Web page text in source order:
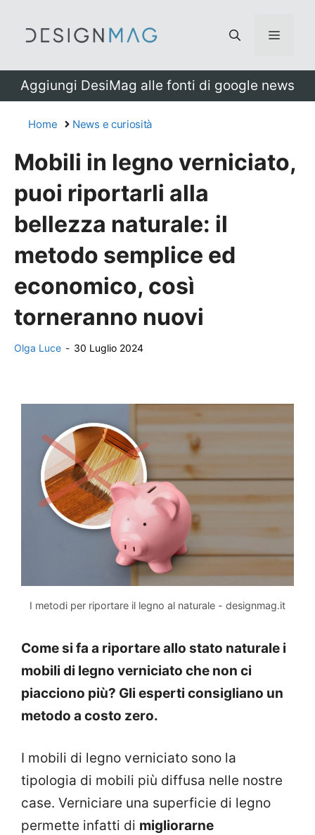
Menu
Aggiungi DesiMag alle fonti di google news
Home News e curiosità
Mobili in legno verniciato,
puoi riportarli alla
bellezza naturale: il
metodo semplice ed
economico, così
torneranno nuovi
Olga Luce - 30 Luglio 2024
I metodi per riportare il legno al naturale - designmag.it
Come si fa a riportare allo stato naturale i
mobili di legno verniciato che non ci
piacciono più? Gli esperti consigliano un
metodo a costo zero.
I mobili di legno verniciato sono la
tipologia di mobili più diffusa nelle nostre
case. Verniciare una superficie di legno
permette infatti di migliorarne